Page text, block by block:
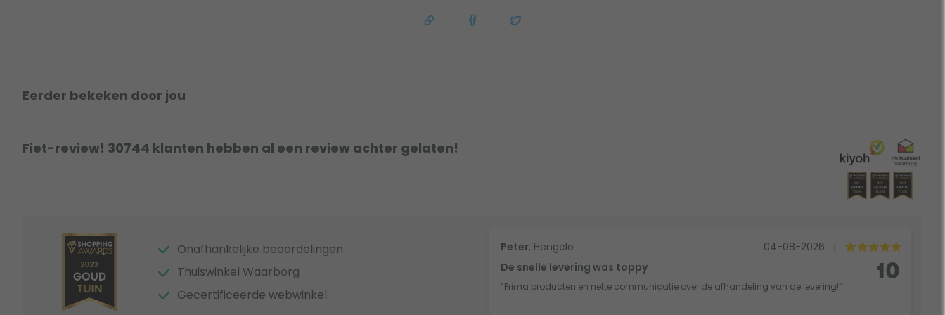
Eerder bekeken door jou
Fiet-review! 30744 klanten hebben al een review achter gelaten!
Onafhankelijke beoordelingen
Thuiswinkel Waarborg
Gecertificeerde webwinkel
Peter, Hengelo 04-08-2026
|
De snelle levering was toppy
“Prima producten en nette communicatie over de afhandeling van de levering!”
10